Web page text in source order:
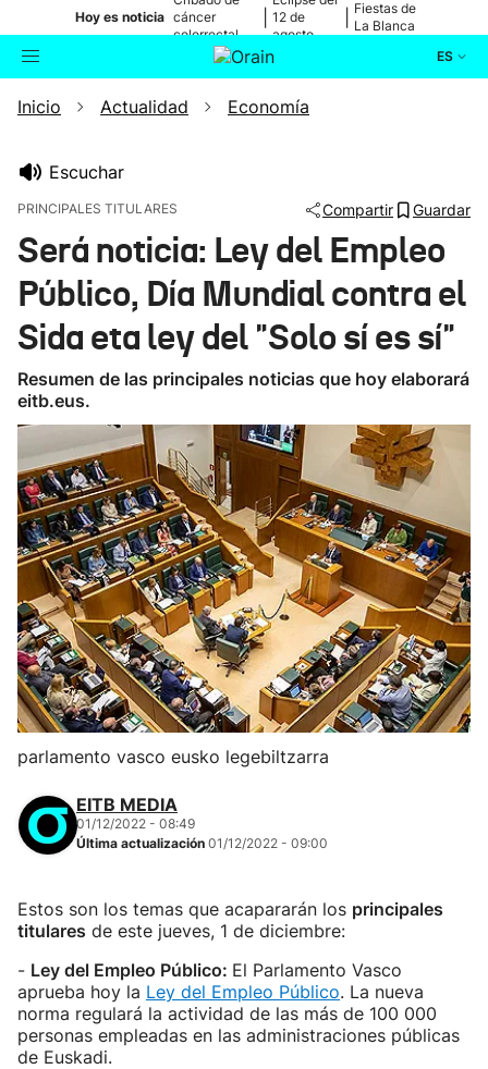
Hoy es noticia cáncer
colorrectal
12 de
agosto
Fiestas de
La Blanca
ES
Buscador Actualidad
Ikusmiran
Eguraldia
Inicio Actualidad Economía
Escuchar
PRINCIPALES TITULARES Compartir Guardar
Será noticia: Ley del Empleo
Público, Día Mundial contra el
Sida eta ley del "Solo sí es sí"
Resumen de las principales noticias que hoy elaborará
eitb.eus.
parlamento vasco eusko legebiltzarra
EITB MEDIA
01/12/2022 - 08:49
Última actualización 01/12/2022 - 09:00
Estos son los temas que acapararán los principales
titulares de este jueves, 1 de diciembre:
- Ley del Empleo Público: El Parlamento Vasco
aprueba hoy la Ley del Empleo Público. La nueva
norma regulará la actividad de las más de 100 000
personas empleadas en las administraciones públicas
de Euskadi.